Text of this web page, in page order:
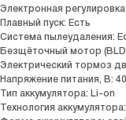
Электронная
Плавный пуск: Есть
Система пылеудаления:
Безщёточный мотор
Электрический тормоз
Напряжение питания, В: 40
Тип аккумулятора: Li-on
Технология